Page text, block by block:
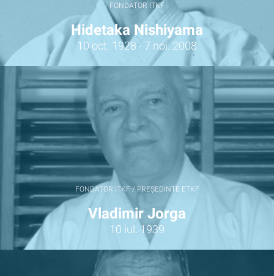
FONDATOR ITKF
Hidetaka Nishiyama
10 oct. 1928 - 7 noi. 2008
FONDATOR ITKF / PREȘEDINTE ETKF
Vladimir Jorga
10 iul. 1939